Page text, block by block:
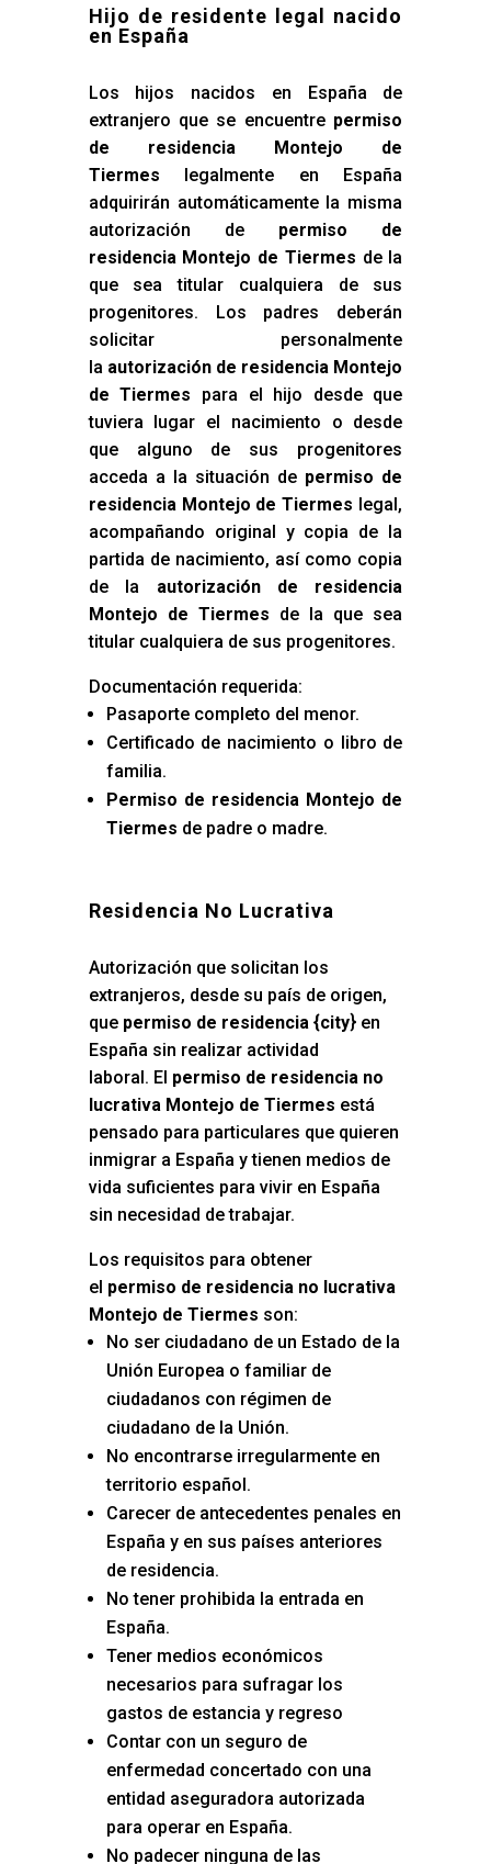
Hijo de residente legal nacido
en España
Los hijos nacidos en España de
extranjero que se encuentre permiso
de residencia Montejo de
Tiermes legalmente en España
adquirirán automáticamente la misma
autorización de permiso de
residencia Montejo de Tiermes de la
que sea titular cualquiera de sus
progenitores. Los padres deberán
solicitar personalmente
la autorización de residencia Montejo
de Tiermes para el hijo desde que
tuviera lugar el nacimiento o desde
que alguno de sus progenitores
acceda a la situación de permiso de
residencia Montejo de Tiermes legal,
acompañando original y copia de la
partida de nacimiento, así como copia
de la autorización de residencia
Montejo de Tiermes de la que sea
titular cualquiera de sus progenitores.
Documentación requerida:
Pasaporte completo del menor.
Certificado de nacimiento o libro de
familia.
Permiso de residencia Montejo de
Tiermes de padre o madre.
Residencia No Lucrativa
Autorización que solicitan los
extranjeros, desde su país de origen,
que permiso de residencia {city} en
España sin realizar actividad
laboral. El permiso de residencia no
lucrativa Montejo de Tiermes está
pensado para particulares que quieren
inmigrar a España y tienen medios de
vida suficientes para vivir en España
sin necesidad de trabajar.
Los requisitos para obtener
el permiso de residencia no lucrativa
Montejo de Tiermes son:
No ser ciudadano de un Estado de la
Unión Europea o familiar de
ciudadanos con régimen de
ciudadano de la Unión.
No encontrarse irregularmente en
territorio español.
Carecer de antecedentes penales en
España y en sus países anteriores
de residencia.
No tener prohibida la entrada en
España.
Tener medios económicos
necesarios para sufragar los
gastos de estancia y regreso
Contar con un seguro de
enfermedad concertado con una
entidad aseguradora autorizada
para operar en España.
No padecer ninguna de las